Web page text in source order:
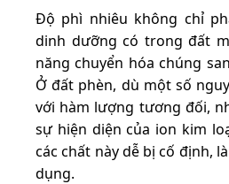
Độ phì nhiêu không chỉ
dinh dưỡng có trong đất
năng chuyển hóa chúng
Ở đất phèn, dù một số
với hàm lượng tương đối,
sự hiện diện của ion kim
các chất này dễ bị cố định,
dụng.